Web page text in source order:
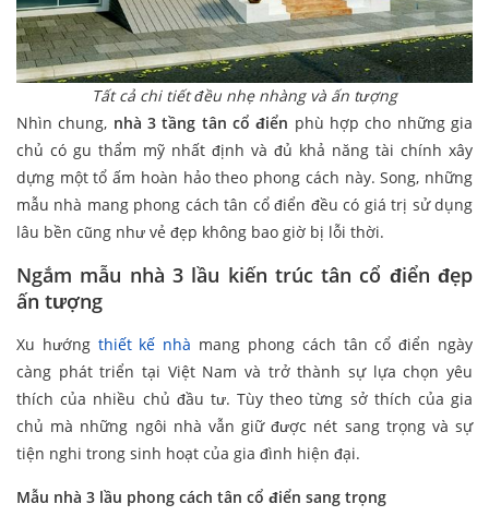
Tất cả chi tiết đều nhẹ nhàng và ấn tượng
Nhìn chung, nhà 3 tầng tân cổ điển phù hợp cho những gia
chủ có gu thẩm mỹ nhất định và đủ khả năng tài chính xây
dựng một tổ ấm hoàn hảo theo phong cách này. Song, những
mẫu nhà mang phong cách tân cổ điển đều có giá trị sử dụng
lâu bền cũng như vẻ đẹp không bao giờ bị lỗi thời.
Ngắm mẫu nhà 3 lầu kiến trúc tân cổ điển đẹp
ấn tượng
Xu hướng thiết kế nhà mang phong cách tân cổ điển ngày
càng phát triển tại Việt Nam và trở thành sự lựa chọn yêu
thích của nhiều chủ đầu tư. Tùy theo từng sở thích của gia
chủ mà những ngôi nhà vẫn giữ được nét sang trọng và sự
tiện nghi trong sinh hoạt của gia đình hiện đại.
Mẫu nhà 3 lầu phong cách tân cổ điển sang trọng